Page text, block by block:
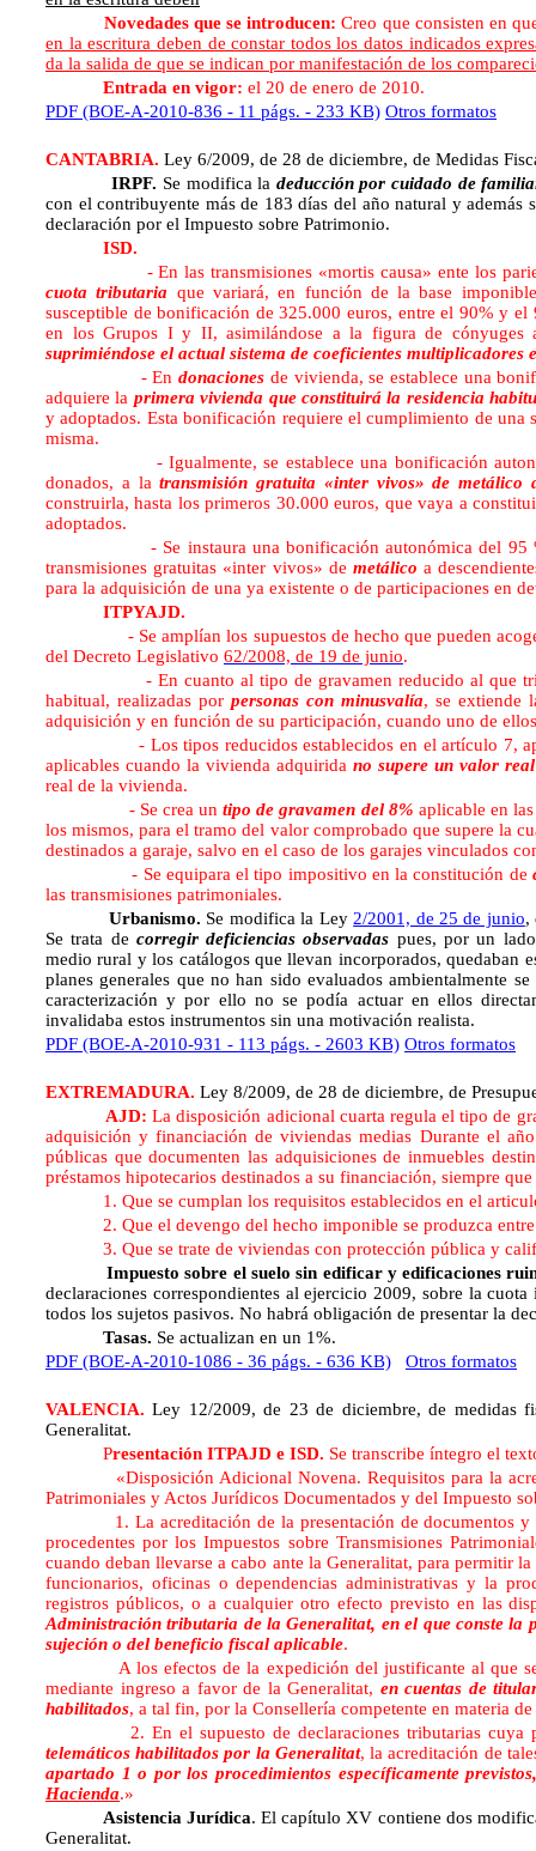
Novedades que se introducen: Creo que consisten en
en la escritura deben de constar todos los datos indicados
da la salida de que se indican por manifestación de los
Entrada en vigor: el 20 de enero de 2010.
PDF (BOE-A-2010-836 - 11 págs. - 233 KB) Otros formatos
CANTABRIA. Ley 6/2009, de 28 de diciembre, de Medidas
IRPF. Se modifica la deducción por cuidado de
con el contribuyente más de 183 días del año natural y
declaración por el Impuesto sobre Patrimonio.
ISD.
- En las transmisiones «mortis causa» ente los
cuota tributaria que variará, en función de la base
susceptible de bonificación de 325.000 euros, entre el 90% y
en los Grupos I y II, asimilándose a la figura de cónyuges
suprimiéndose el actual sistema de coeficientes multiplicadores
- Endonaciones de vivienda, se establece una
adquiere la primera vivienda que constituirá la residencia
y adoptados. Esta bonificación requiere el cumplimiento de una
misma.
- Igualmente, se establece una bonificación
donados, a latransmisión gratuita «inter vivos» de
construirla, hasta los primeros 30.000 euros, que vaya a
adoptados.
- Se instaura una bonificación autonómica del 95 % de
transmisiones gratuitas «inter vivos» demetálico a
para la adquisición de una ya existente o de participaciones en
ITPYAJD.
- Se amplían los supuestos de hecho que pueden
del Decreto Legislativo 62/2008, de 19 de junio.
- En cuanto al tipo de gravamen reducido al que
habitual, realizadas por personas con minusvalía, se extiende
adquisición y en función de su participación, cuando uno de
- Los tipos reducidos establecidos en el artículo 7,
aplicables cuando la vivienda adquiridano supere un valor
real de la vivienda.
- Se crea untipo de gravamen del 8% aplicable en
los mismos, para el tramo del valor comprobado que supere la
destinados a garaje, salvo en el caso de los garajes vinculados
- Se equipara el tipo impositivo en la constitución de
las transmisiones patrimoniales.
Urbanismo. Se modifica la Ley2/2001, de 25 de junio,
Se trata de corregir deficiencias observadas pues, por un
medio rural y los catálogos que llevan incorporados, quedaban
planes generales que no han sido evaluados ambientalmente
caracterización y por ello no se podía actuar en ellos
invalidaba estos instrumentos sin una motivación realista.
PDF (BOE-A-2010-931 - 113 págs. - 2603 KB) Otros formatos
EXTREMADURA. Ley 8/2009, de 28 de diciembre, de
AJD:La disposición adicional cuarta regula el tipo de
adquisición y financiación de viviendas medias Durante el
públicas que documenten las adquisiciones de inmuebles
préstamos hipotecarios destinados a su financiación, siempre
1. Que se cumplan los requisitos establecidos en el
2. Que el devengo del hecho imponible se produzca entre
3. Que se trate de viviendas con protección pública y
Impuesto sobre el suelo sin edificar y edificaciones
declaraciones correspondientes al ejercicio 2009, sobre la
todos los sujetos pasivos. No habrá obligación de presentar la
Tasas. Se actualizan en un 1%.
PDF (BOE-A-2010-1086 - 36 págs. - 636 KB)
Otros formatos
VALENCIA. Ley 12/2009, de 23 de diciembre, de medidas
Generalitat.
Presentación ITPAJD e ISD. Se transcribe íntegro el
«Disposición Adicional Novena. Requisitos para la
Patrimoniales y Actos Jurídicos Documentados y del Impuesto
1. La acreditación de la presentación de documentos y
procedentes por los Impuestos sobre Transmisiones
cuando deban llevarse a cabo ante la Generalitat, para permitir
funcionarios, oficinas o dependencias administrativas y la
registros públicos, o a cualquier otro efecto previsto en las
Administración tributaria de la Generalitat, en el que conste la
sujeción o del beneficio fiscal aplicable.
A los efectos de la expedición del justificante al que se
mediante ingreso a favor de la Generalitat, en cuentas de
habilitados, a tal fin, por la Consellería competente en materia
2. En el supuesto de declaraciones tributarias cuya
telemáticos habilitados por la Generalitat, la acreditación de
apartado 1 o por los procedimientos específicamente
Hacienda.»
Asistencia Jurídica. El capítulo XV contiene dos
Generalitat.